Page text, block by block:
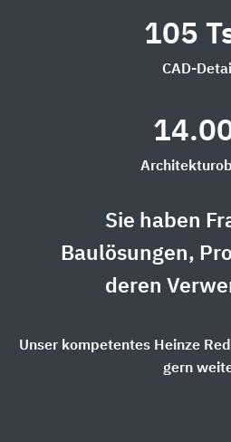
105
CAD-
Sie haben
Baulösungen,
deren
Unser kompetentes Heinze
gern